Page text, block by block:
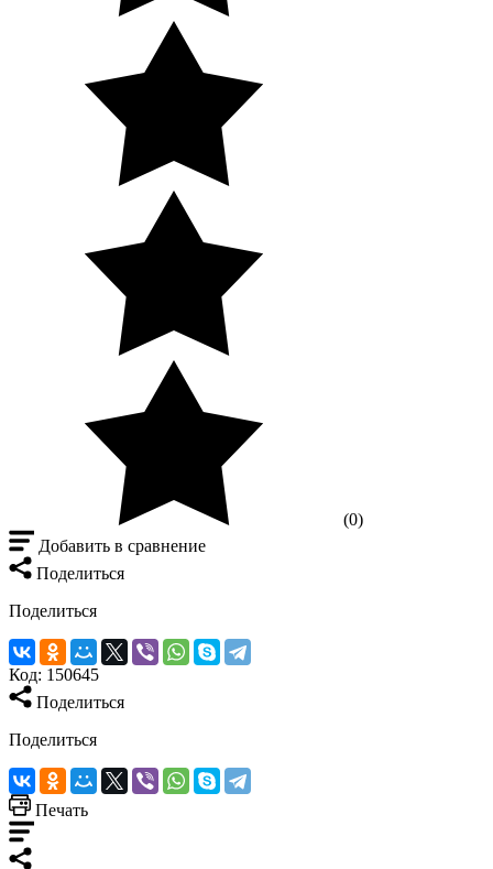
(0)
Добавить в сравнение
Поделиться
Поделиться
Код: 150645
Поделиться
Поделиться
Печать